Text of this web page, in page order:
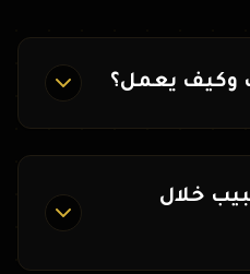
وكيف يعمل؟
خلال